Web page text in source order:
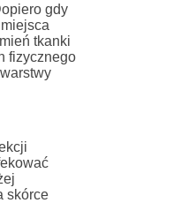
gdy
tkanki
fizycznego
skórce